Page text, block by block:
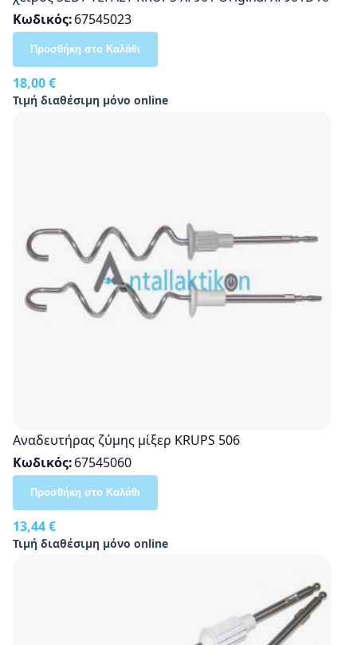
Κωδικός 67545023
18,00 €
Τιμή διαθέσιμη μόνο online
Προσθήκη στο Καλάθι
Αναδευτήρας ζύμης μίξερ KRUPS 506
Κωδικός 67545060
13,44 €
Τιμή διαθέσιμη μόνο online
Προσθήκη στο Καλάθι